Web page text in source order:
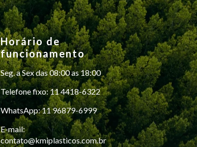
Horário de
funcionamento
Seg. a Sex das 08:00 as 18:00
Telefone fixo: 11 4418-6322
WhatsApp: 11 96879-6999
E-mail:
contato@kmiplasticos.com.br